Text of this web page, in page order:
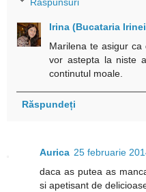
Irina (Bucataria
Marilena te asigur
vor astepta la niste
continutul moale.
Răspundeți
Aurica 25 februarie
daca as putea as
si apetisant de